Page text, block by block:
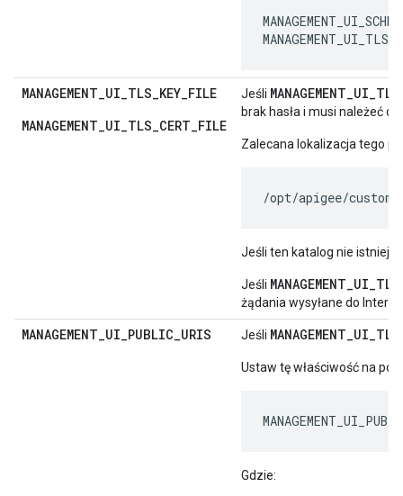
MANAGEMENT_UI_TLS_KEY_FILE
MANAGEMENT_UI_TLS_CERT_FILE
Jeśli MANAGEMENT_UI_TLS
brak hasła i musi należeć
Zalecana lokalizacja tego
/opt/apigee/
Jeśli ten katalog nie
Jeśli
żądania wysyłane do
MANAGEMENT_UI_PUBLIC_URIS Jeśli
Ustaw tę właściwość na
Gdzie: